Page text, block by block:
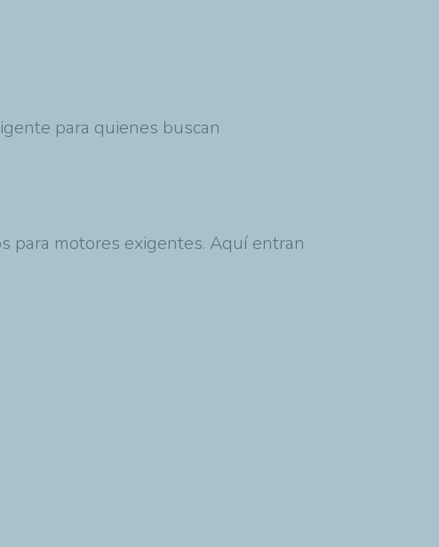
para quienes buscan
para motores exigentes. Aquí entran